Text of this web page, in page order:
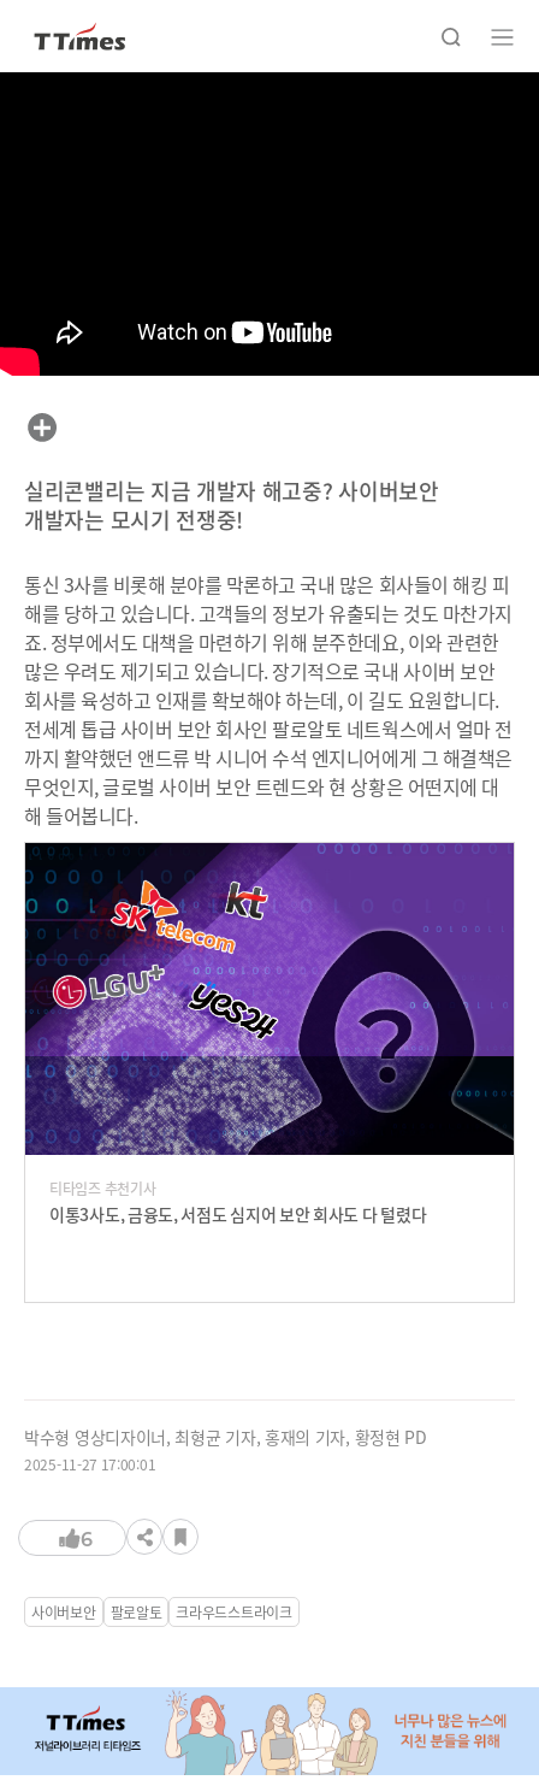
실리콘밸리는 지금 개발자 해고중? 사이버보안
개발자는 모시기 전쟁중!
통신 3사를 비롯해 분야를 막론하고 국내 많은 회사들이 해킹 피
해를 당하고 있습니다. 고객들의 정보가 유출되는 것도 마찬가지
죠. 정부에서도 대책을 마련하기 위해 분주한데요, 이와 관련한
많은 우려도 제기되고 있습니다. 장기적으로 국내 사이버 보안
회사를 육성하고 인재를 확보해야 하는데, 이 길도 요원합니다.
전세계 톱급 사이버 보안 회사인 팔로알토 네트웍스에서 얼마 전
까지 활약했던 앤드류 박 시니어 수석 엔지니어에게 그 해결책은
무엇인지, 글로벌 사이버 보안 트렌드와 현 상황은 어떤지에 대
해 들어봅니다.
티타임즈 추천기사
이통3사도, 금융도, 서점도 심지어 보안 회사도 다 털렸다
박수형 영상디자이너, 최형균 기자, 홍재의 기자, 황정현 PD
2025-11-27 17:00:01
6
사이버보안 팔로알토 크라우드스트라이크